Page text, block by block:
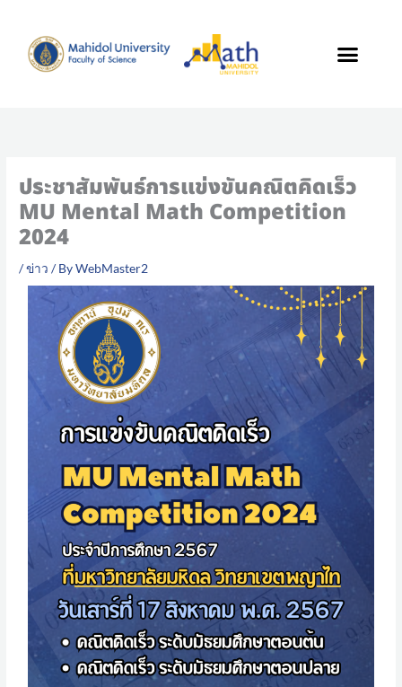
content
ประชาสัมพันธ์การแข่งขันคณิตคิดเร็ว
MU Mental Math Competition
2024
/ข่าว / ByWebMaster2